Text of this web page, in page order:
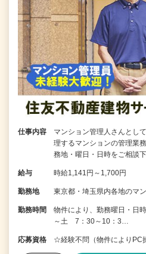
仕事内容
マンション管理人さんとし
理するマンションの管理業
務地・曜日・日時をご相談
給与 時給1,141円～1,700円
勤務地 東京都・埼玉県内各地のマ
勤務時間
物件により、勤務曜日・日
～土 7：30～10：3…
応募資格 ☆経験不問（物件によりPC